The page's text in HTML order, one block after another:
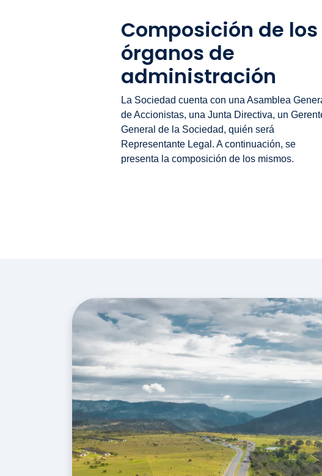
Composición de los
órganos de
administración
La Sociedad cuenta con una Asamblea
de Accionistas, una Junta Directiva, un
General de la Sociedad, quién será
Representante Legal. A continuación, se
presenta la composición de los mismos.